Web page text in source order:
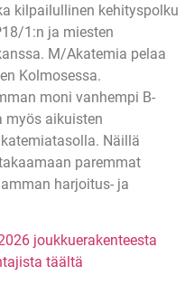
kilpailullinen kehityspolku
1:n ja miesten
M/Akatemia pelaa
Kolmosessa.
moni vanhempi B-
myös aikuisten
Näillä
paremmat
harjoitus- ja
joukkuerakenteesta
täältä